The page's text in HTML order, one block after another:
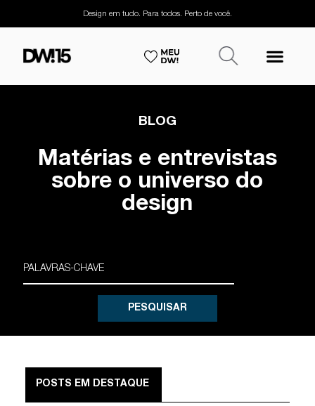
Design em tudo. Para todos. Perto de você.
BLOG
Matérias e entrevistas
sobre o universo do
design
PESQUISAR
POSTS EM DESTAQUE